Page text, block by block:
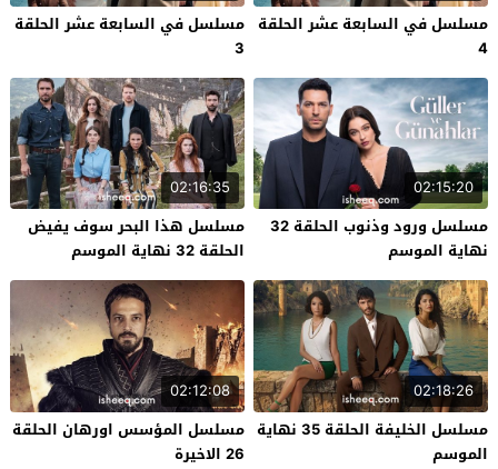
مسلسل في السابعة عشر الحلقة
4
مسلسل في السابعة عشر الحلقة
3
02:15:20
مسلسل ورود وذنوب الحلقة 32
نهاية الموسم
02:16:35
مسلسل هذا البحر سوف يفيض
الحلقة 32 نهاية الموسم
02:18:26
مسلسل الخليفة الحلقة 35 نهاية
الموسم
02:12:08
مسلسل المؤسس اورهان الحلقة
26 الاخيرة